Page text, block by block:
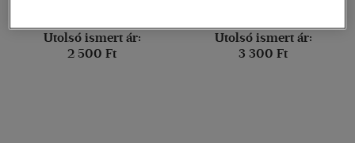
Utolsó ismert ár:
2 500 Ft
Utolsó ismert ár:
3 300 Ft